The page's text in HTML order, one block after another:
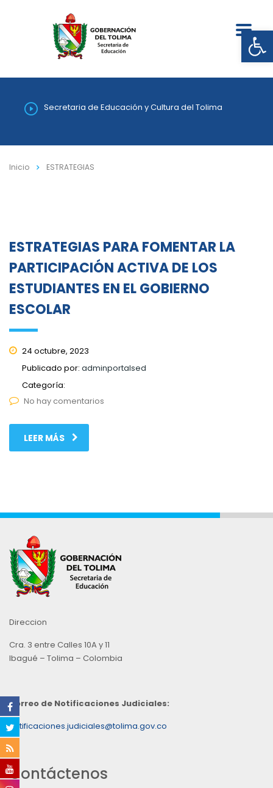
Secretaria de Educación y Cultura del Tolima
Inicio ESTRATEGIAS
ESTRATEGIAS PARA FOMENTAR LA
PARTICIPACIÓN ACTIVA DE LOS
ESTUDIANTES EN EL GOBIERNO
ESCOLAR
24 octubre, 2023
Publicado por: adminportalsed
Categoría:
No hay comentarios
LEER MÁS
Direccion
Cra. 3 entre Calles 10A y 11
Ibagué – Tolima – Colombia
Correo de Notificaciones Judiciales:
notificaciones.judiciales@tolima.gov.co
Contáctenos